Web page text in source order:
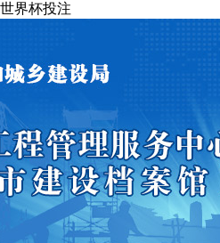
世界杯投注